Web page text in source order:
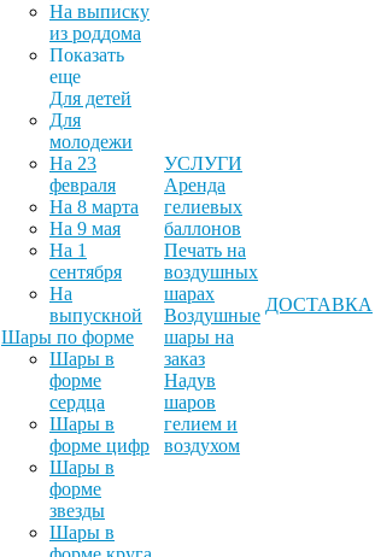
На выписку
из роддома
Показать
еще
Для детей
Для
молодежи
На 23
февраля
На 8 марта
На 9 мая
На 1
сентября
На
выпускной
Шары по форме
Шары в
форме
сердца
Шары в
форме цифр
Шары в
форме
звезды
Шары в
УСЛУГИ
Аренда
гелиевых
баллонов
Печать на
воздушных
шарах
Воздушные
шары на
заказ
Надув
шаров
гелием и
воздухом
ДОСТАВКА